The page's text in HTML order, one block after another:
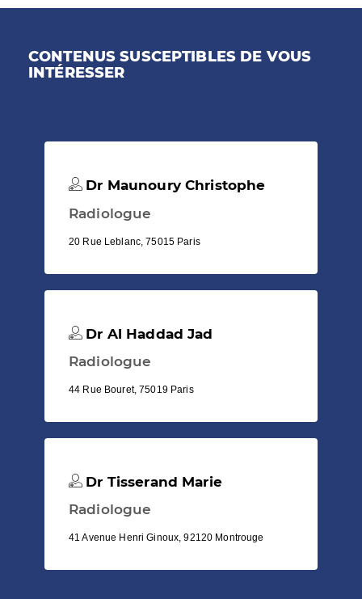
CONTENUS SUSCEPTIBLES DE VOUS
INTÉRESSER
Dr Maunoury Christophe
Radiologue
20 Rue Leblanc, 75015 Paris
Dr Al Haddad Jad
Radiologue
44 Rue Bouret, 75019 Paris
Dr Tisserand Marie
Radiologue
41 Avenue Henri Ginoux, 92120 Montrouge